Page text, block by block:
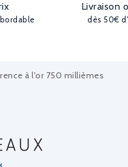
Livraison
dès 50€
à l'or 750 millièmes